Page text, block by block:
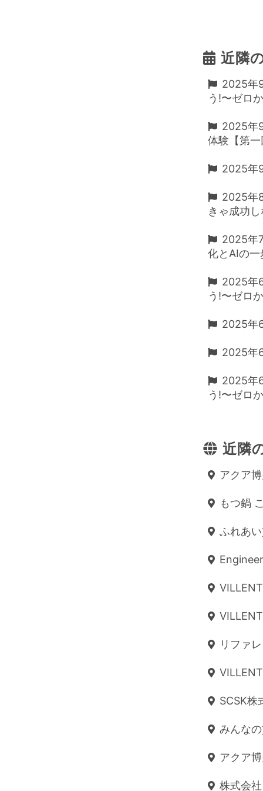
近隣
2025年
う!〜ゼロ
2025年
体験【第
2025年
2025年
きゃ成功
2025年
化とAIの一
2025年
う!〜ゼロ
2025年
2025年
2025年
う!〜ゼロ
近隣
アクア
もつ鍋
ふれあ
リファ
SCSK株
みんな
アクア
株式会